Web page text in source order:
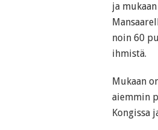
ja
noin 60
ihmistä.
Mukaan
aiemmin
Kongissa